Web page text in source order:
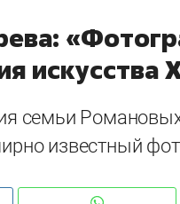
искусства
семьи
известный